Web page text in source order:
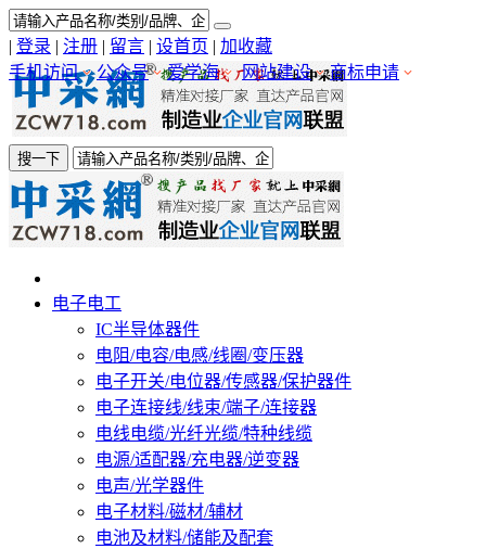
| 登录 | 注册 | 留言 | 设首页 | 加收藏
手机访问
公众号 爱学海 网站建设 商标申请
搜一下
电子电工
IC半导体器件
电阻/电容/电感/线圈/变压器
电子开关/电位器/传感器/保护器件
电子连接线/线束/端子/连接器
电线电缆/光纤光缆/特种线缆
电源/适配器/充电器/逆变器
电声/光学器件
电子材料/磁材/辅材
电池及材料/储能及配套